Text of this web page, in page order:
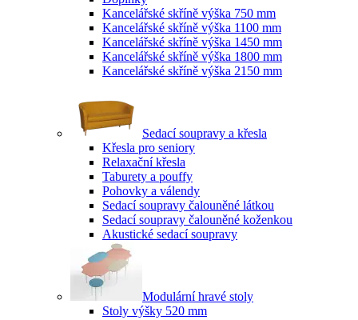
Kancelářské skříně výška 750 mm
Kancelářské skříně výška 1100 mm
Kancelářské skříně výška 1450 mm
Kancelářské skříně výška 1800 mm
Kancelářské skříně výška 2150 mm
Sedací soupravy a křesla
Křesla pro seniory
Relaxační křesla
Taburety a pouffy
Pohovky a válendy
Sedací soupravy čalouněné látkou
Sedací soupravy čalouněné koženkou
Akustické sedací soupravy
Modulární hravé stoly
Stoly výšky 520 mm